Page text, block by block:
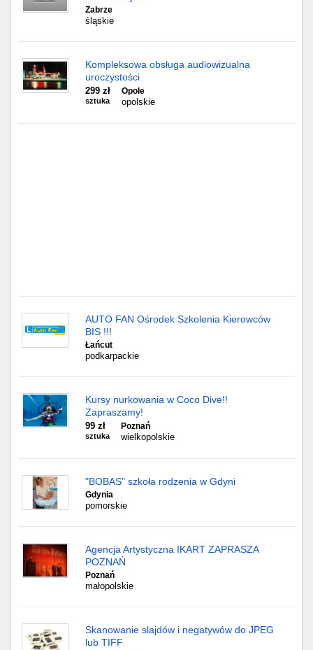
Zabrze
śląskie
Kompleksowa obsługa audiowizualna
uroczystości
299 zł
sztuka
Opole
opolskie
AUTO FAN Ośrodek Szkolenia Kierowców
BIS !!!
Łańcut
podkarpackie
Kursy nurkowania w Coco Dive!!
Zapraszamy!
99 zł
sztuka
Poznań
wielkopolskie
"BOBAS" szkoła rodzenia w Gdyni
Gdynia
pomorskie
Agencja Artystyczna IKART ZAPRASZA
POZNAŃ
Poznań
małopolskie
Skanowanie slajdów i negatywów do JPEG
lub TIFF
Olsztyn